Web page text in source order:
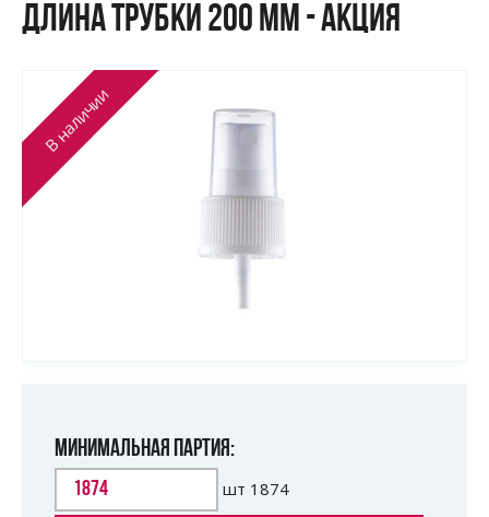
ДЛИНА ТРУБКИ 200 ММ - АКЦИЯ
В наличии
МИНИМАЛЬНАЯ ПАРТИЯ:
шт 1874